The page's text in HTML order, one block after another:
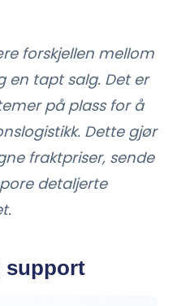
forskjellen mellom
en tapt salg. Det er
på plass for å
Dette gjør
fraktpriser, sende
detaljerte
support